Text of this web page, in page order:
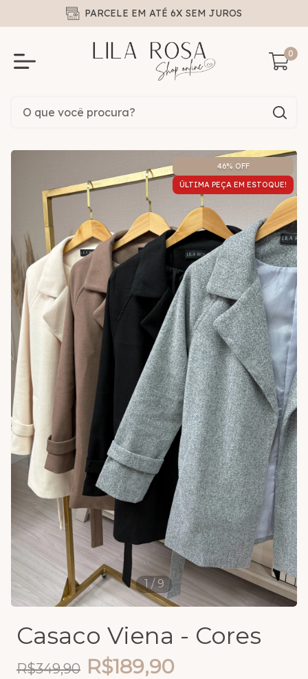
PARCELE EM ATÉ 6X SEM JUROS
0
46% OFF
ÚLTIMA PEÇA EM ESTOQUE!
1 /9
Casaco Viena - Cores
R$349,90 R$189,90